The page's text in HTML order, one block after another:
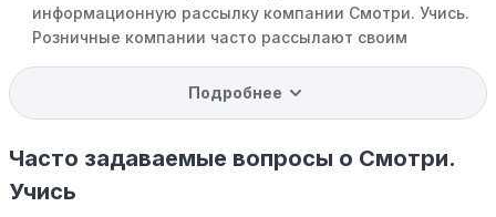
информационную рассылку компании Смотри. Учись.
Розничные компании часто рассылают своим
доступ к распродажам.
компании Смотри. Учись есть программы поощрения,
позволяющие зарабатывать баллы или cashback на
покупках. Накапливайте баллы и обменивайте их на
Подробнее
Часто задаваемые вопросы о Смотри.
Учись